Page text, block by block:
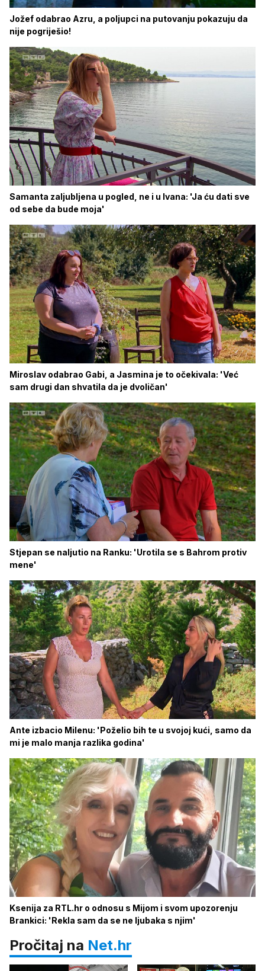
Jožef odabrao Azru, a poljupci na putovanju pokazuju da
nije pogriješio!
Samanta zaljubljena u pogled, ne i u Ivana: 'Ja ću dati sve
od sebe da bude moja'
Miroslav odabrao Gabi, a Jasmina je to očekivala: 'Već
sam drugi dan shvatila da je dvoličan'
Stjepan se naljutio na Ranku: 'Urotila se s Bahrom protiv
mene'
Ante izbacio Milenu: 'Poželio bih te u svojoj kući, samo da
mi je malo manja razlika godina'
Ksenija za RTL.hr o odnosu s Mijom i svom upozorenju
Brankici: 'Rekla sam da se ne ljubaka s njim'
Pročitaj na Net.hr